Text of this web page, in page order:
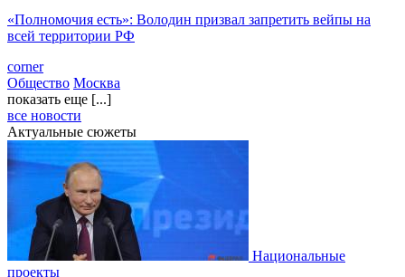
«Полномочия есть»: Володин призвал запретить вейпы на
всей территории РФ
corner
Общество Москва
показать еще [...]
все новости
Актуальные сюжеты
Национальные
проекты